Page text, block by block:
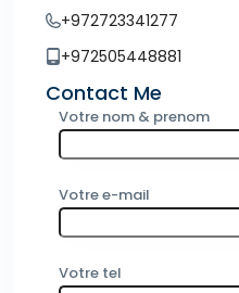
+972723341277
+972505448881
Contact Me
Votre nom & prenom
Votre e-mail
Votre tel